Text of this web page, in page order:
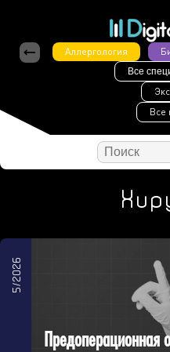
Аллергология
Все
Все
5/2026
Предоперационная